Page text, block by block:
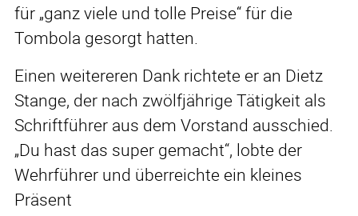
für „ganz viele und tolle Preise“ für die
Tombola gesorgt hatten.
Einen weitereren Dank richtete er an Dietz
Stange, der nach zwölfjährige Tätigkeit als
Schriftführer aus dem Vorstand ausschied.
„Du hast das super gemacht“, lobte der
Wehrführer und überreichte ein kleines
Präsent